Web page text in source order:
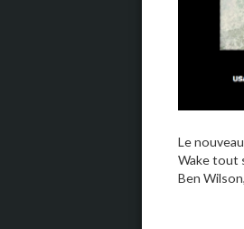
Le nouveau
Wake tout
Ben